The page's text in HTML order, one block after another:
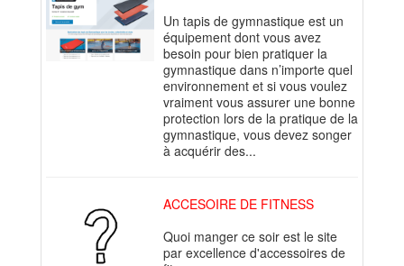
Un tapis de gymnastique est un
équipement dont vous avez
besoin pour bien pratiquer la
gymnastique dans n’importe quel
environnement et si vous voulez
vraiment vous assurer une bonne
protection lors de la pratique de la
gymnastique, vous devez songer
à acquérir des...
ACCESOIRE DE FITNESS
Quoi manger ce soir est le site
par excellence d'accessoires de